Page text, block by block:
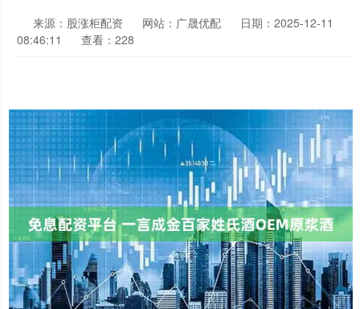
来源：股涨柜配资 网站：广晟优配
日期：2025-12-11
08:46:11
查看：228